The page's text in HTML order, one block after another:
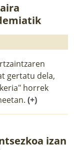
gertatu dela,
horrek
(+)
izan